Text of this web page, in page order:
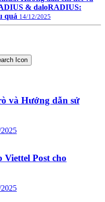
& daloRADIUS:
quả 14/12/2025
và Hướng dẫn sử
Post cho